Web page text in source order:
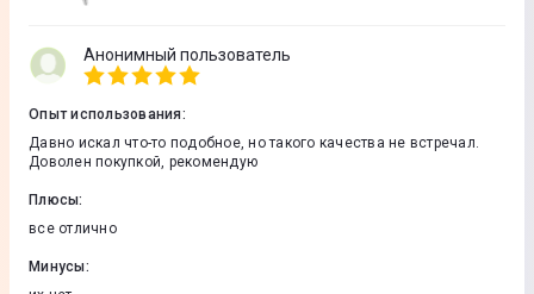
Анонимный пользователь
Опыт использования:
Давно искал что-то подобное, но такого качества не встречал.
Доволен покупкой, рекомендую
Плюсы:
все отлично
Минусы: